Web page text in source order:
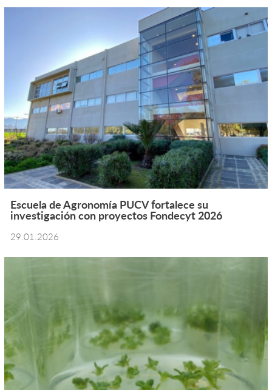
Escuela de Agronomía PUCV fortalece su
investigación con proyectos Fondecyt 2026
29.01.2026